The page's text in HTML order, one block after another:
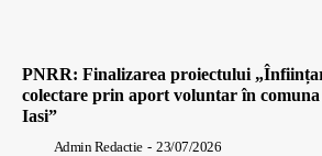
PNRR: Finalizarea proiectului
colectare prin aport voluntar în
Iasi”
Admin Redactie - 23/07/2026